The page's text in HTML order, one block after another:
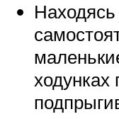
ходунках